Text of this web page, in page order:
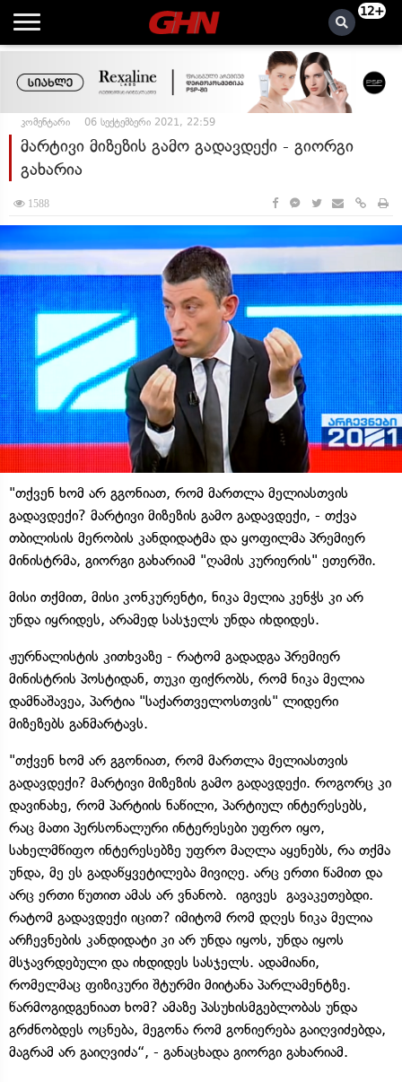
12+
კომენტარი 06 სექტემბერი 2021, 22:59
მარტივი მიზეზის გამო გადავდექი - გიორგი
გახარია
1588
"თქვენ ხომ არ გგონიათ, რომ მართლა მელიასთვის
გადავდექი? მარტივი მიზეზის გამო გადავდექი, - თქვა
თბილისის მერობის კანდიდატმა და ყოფილმა პრემიერ
მინისტრმა, გიორგი გახარიამ "ღამის კურიერის" ეთერში.
მისი თქმით, მისი კონკურენტი, ნიკა მელია კენჭს კი არ
უნდა იყრიდეს, არამედ სასჯელს უნდა იხდიდეს.
ჟურნალისტის კითხვაზე - რატომ გადადგა პრემიერ
მინისტრის პოსტიდან, თუკი ფიქრობს, რომ ნიკა მელია
დამნაშავეა, პარტია "საქართველოსთვის" ლიდერი
მიზეზებს განმარტავს.
"თქვენ ხომ არ გგონიათ, რომ მართლა მელიასთვის
გადავდექი? მარტივი მიზეზის გამო გადავდექი. როგორც კი
დავინახე, რომ პარტიის ნაწილი, პარტიულ ინტერესებს,
რაც მათი პერსონალური ინტერესები უფრო იყო,
სახელმწიფო ინტერესებზე უფრო მაღლა აყენებს, რა თქმა
უნდა, მე ეს გადაწყვეტილება მივიღე. არც ერთი წამით და
არც ერთი წუთით ამას არ ვნანობ. იგივეს გავაკეთებდი.
რატომ გადავდექი იცით? იმიტომ რომ დღეს ნიკა მელია
არჩევნების კანდიდატი კი არ უნდა იყოს, უნდა იყოს
მსჯავრდებული და იხდიდეს სასჯელს. ადამიანი,
რომელმაც ფიზიკური შტურმი მიიტანა პარლამენტზე.
წარმოგიდგენიათ ხომ? ამაზე პასუხისმგებლობას უნდა
გრძნობდეს ოცნება, მეგონა რომ გონიერება გაიღვიძებდა,
მაგრამ არ გაიღვიძა“, - განაცხადა გიორგი გახარიამ.